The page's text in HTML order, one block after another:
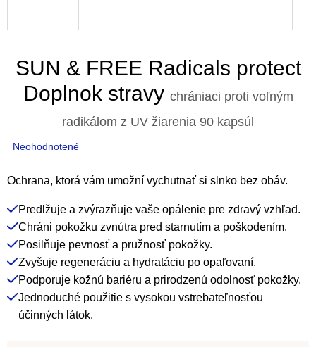
SUN & FREE Radicals protect
Doplnok stravy chrániaci proti voľným
radikálom z UV žiarenia 90 kapsúl
Priemerné
produktu
0,0
z
5
hviezdičiek.
Neohodnotené
Ochrana, ktorá vám umožní vychutnať si slnko bez obáv.
Predlžuje a zvýrazňuje vaše opálenie pre zdravý vzhľad.
Chráni pokožku zvnútra pred starnutím a poškodením.
Posilňuje pevnosť a pružnosť pokožky.
Zvyšuje regeneráciu a hydratáciu po opaľovaní.
Podporuje kožnú bariéru a prirodzenú odolnosť pokožky.
Jednoduché použitie s vysokou vstrebateľnosťou
účinných látok.